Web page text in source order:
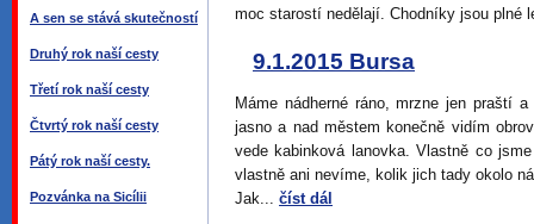
A sen se stává skutečností
Druhý rok naší cesty
Třetí rok naší cesty
Čtvrtý rok naší cesty
Pátý rok naší cesty.
Pozvánka na Sicílii
moc starostí nedělají. Chodníky jsou plné
9.1.2015 Bursa
Máme nádherné ráno, mrzne jen praští
jasno a nad městem konečně vidím
vede kabinková lanovka. Vlastně co
vlastně ani nevíme, kolik jich tady okolo
Jak... číst dál